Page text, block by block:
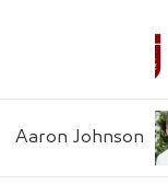
Aaron Johnson